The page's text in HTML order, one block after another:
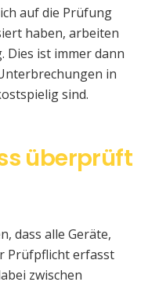
auf die Prüfung
haben, arbeiten
Dies ist immer dann
in
sind.
überprüft
dass alle Geräte,
Prüfpflicht erfasst
zwischen